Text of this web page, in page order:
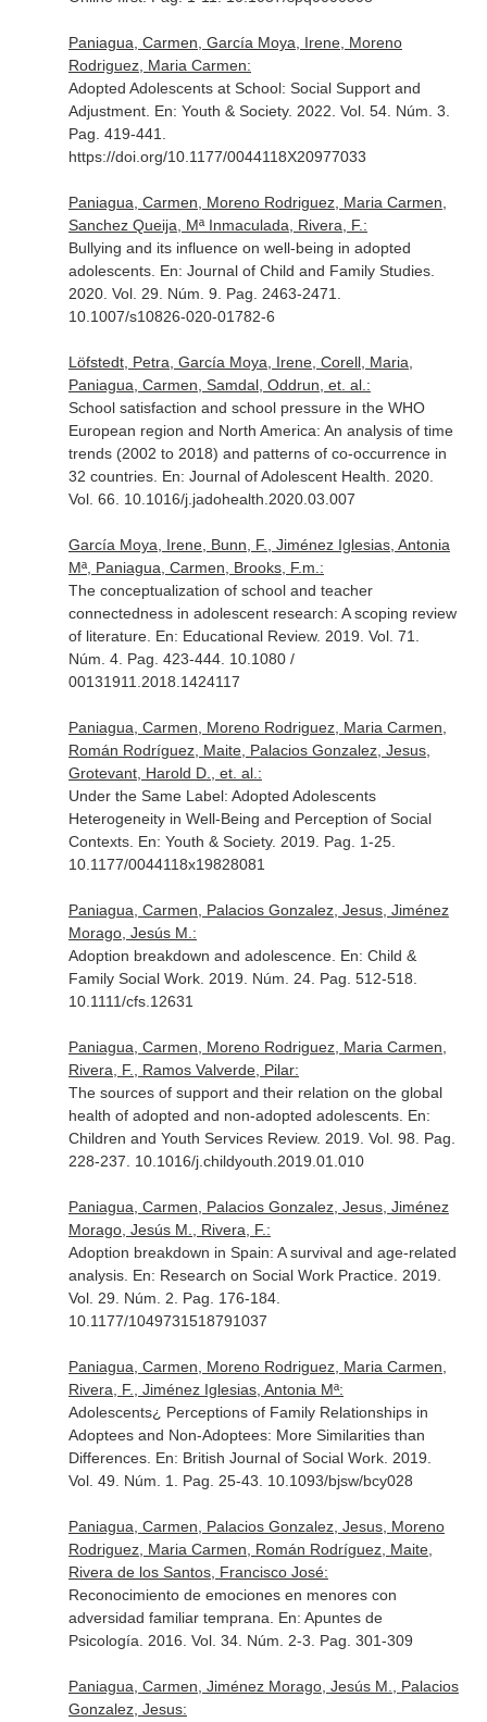
Paniagua, Carmen, García Moya, Irene, Moreno
Rodriguez, Maria Carmen:
Adopted Adolescents at School: Social Support and
Adjustment. En: Youth & Society. 2022. Vol. 54. Núm. 3.
Pag. 419-441.
https://doi.org/10.1177/0044118X20977033
Paniagua, Carmen, Moreno Rodriguez, Maria Carmen,
Sanchez Queija, Mª Inmaculada, Rivera, F.:
Bullying and its influence on well-being in adopted
adolescents. En: Journal of Child and Family Studies.
2020. Vol. 29. Núm. 9. Pag. 2463-2471.
10.1007/s10826-020-01782-6
Löfstedt, Petra, García Moya, Irene, Corell, Maria,
Paniagua, Carmen, Samdal, Oddrun, et. al.:
School satisfaction and school pressure in the WHO
European region and North America: An analysis of time
trends (2002 to 2018) and patterns of co-occurrence in
32 countries. En: Journal of Adolescent Health . 2020.
Vol. 66. 10.1016/j.jadohealth.2020.03.007
García Moya, Irene, Bunn, F., Jiménez Iglesias, Antonia
Mª, Paniagua, Carmen, Brooks, F.m.:
The conceptualization of school and teacher
connectedness in adolescent research: A scoping review
of literature. En: Educational Review. 2019. Vol. 71.
Núm. 4. Pag. 423-444. 10.1080 /
00131911.2018.1424117
Paniagua, Carmen, Moreno Rodriguez, Maria Carmen,
Román Rodríguez, Maite, Palacios Gonzalez, Jesus,
Grotevant, Harold D., et. al.:
Under the Same Label: Adopted Adolescents
Heterogeneity in Well-Being and Perception of Social
Contexts. En: Youth & Society. 2019. Pag. 1-25.
10.1177/0044118x19828081
Paniagua, Carmen, Palacios Gonzalez, Jesus, Jiménez
Morago, Jesús M.:
Adoption breakdown and adolescence. En: Child &
Family Social Work. 2019. Núm. 24. Pag. 512-518.
10.1111/cfs.12631
Paniagua, Carmen, Moreno Rodriguez, Maria Carmen,
Rivera, F., Ramos Valverde, Pilar:
The sources of support and their relation on the global
health of adopted and non-adopted adolescents. En:
Children and Youth Services Review. 2019. Vol. 98. Pag.
228-237. 10.1016/j.childyouth.2019.01.010
Paniagua, Carmen, Palacios Gonzalez, Jesus, Jiménez
Morago, Jesús M., Rivera, F.:
Adoption breakdown in Spain: A survival and age-related
analysis. En: Research on Social Work Practice. 2019.
Vol. 29. Núm. 2. Pag. 176-184.
10.1177/1049731518791037
Paniagua, Carmen, Moreno Rodriguez, Maria Carmen,
Rivera, F., Jiménez Iglesias, Antonia Mª:
Adolescents¿ Perceptions of Family Relationships in
Adoptees and Non-Adoptees: More Similarities than
Differences. En: British Journal of Social Work. 2019.
Vol. 49. Núm. 1. Pag. 25-43. 10.1093/bjsw/bcy028
Paniagua, Carmen, Palacios Gonzalez, Jesus, Moreno
Rodriguez, Maria Carmen, Román Rodríguez, Maite,
Rivera de los Santos, Francisco José:
Reconocimiento de emociones en menores con
adversidad familiar temprana. En: Apuntes de
Psicología . 2016. Vol. 34. Núm. 2-3. Pag. 301-309
Paniagua, Carmen, Jiménez Morago, Jesús M., Palacios
Gonzalez, Jesus: